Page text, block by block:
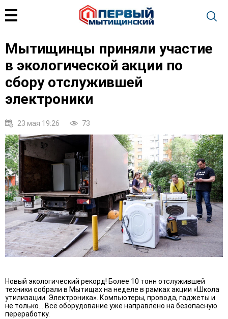
Мытищинцы приняли участие
в экологической акции по
сбору отслужившей
электроники
23 мая 19:26 73
Новый экологический рекорд! Более 10 тонн отслужившей
техники собрали в Мытищах на неделе в рамках акции «Школа
утилизации. Электроника». Компьютеры, провода, гаджеты и
не только... Всё оборудование уже направлено на безопасную
переработку.